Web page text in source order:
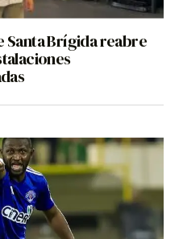
Santa Brígida reabre